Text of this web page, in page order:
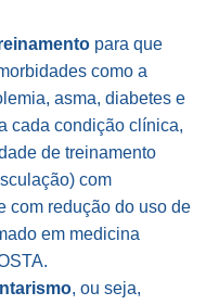
para que
como a
asma, diabetes e
cada condição clínica,
de treinamento
com
com redução do uso de
em medicina
, ou seja,